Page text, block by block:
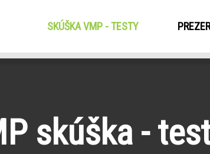
SKÚŠKA VMP - TESTY(CURRENT)
skúška -